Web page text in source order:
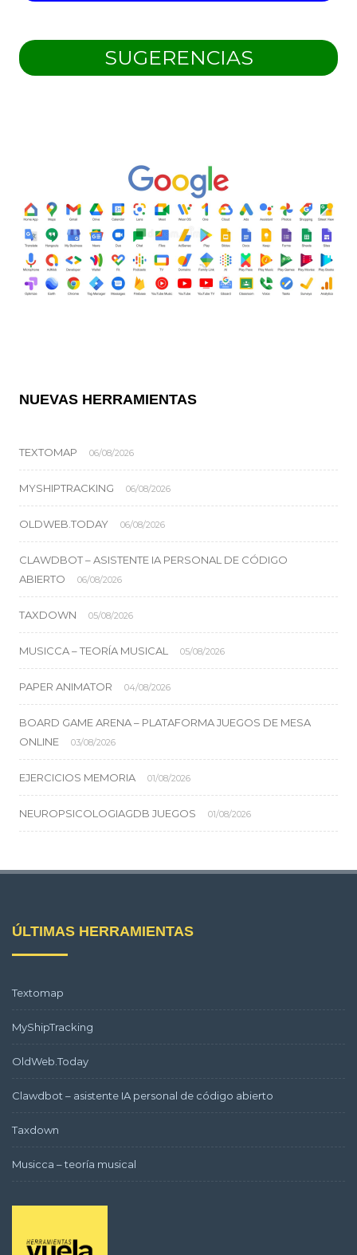
SUGERENCIAS
NUEVAS HERRAMIENTAS
TEXTOMAP 06/08/2026
MYSHIPTRACKING 06/08/2026
OLDWEB.TODAY 06/08/2026
CLAWDBOT – ASISTENTE IA PERSONAL DE CÓDIGO
ABIERTO
06/08/2026
TAXDOWN 05/08/2026
MUSICCA – TEORÍA MUSICAL 05/08/2026
PAPER ANIMATOR 04/08/2026
BOARD GAME ARENA – PLATAFORMA JUEGOS DE MESA
ONLINE
03/08/2026
EJERCICIOS MEMORIA 01/08/2026
NEUROPSICOLOGIAGDB JUEGOS 01/08/2026
ÚLTIMAS HERRAMIENTAS
Textomap
MyShipTracking
OldWeb.Today
Clawdbot – asistente IA personal de código abierto
Taxdown
Musicca – teoría musical